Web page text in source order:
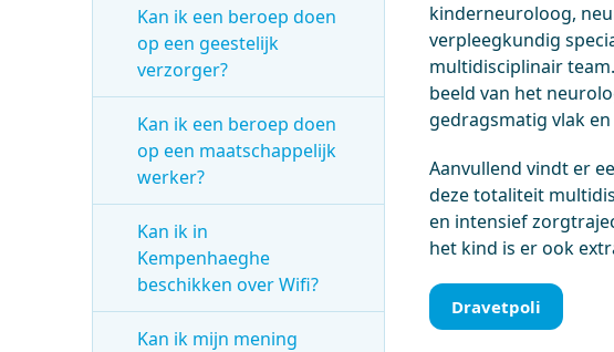
kinderneuroloog,
verpleegkundig
multidisciplinair
beeld van het
gedragsmatig vlak
Aanvullend vindt er
deze totaliteit
en intensief
het kind is er ook
Dravetpoli
Kan ik een beroep doen
op een geestelijk
verzorger?
Kan ik een beroep doen
op een maatschappelijk
werker?
Kan ik in
Kempenhaeghe
beschikken over Wifi?
Kan ik mijn mening